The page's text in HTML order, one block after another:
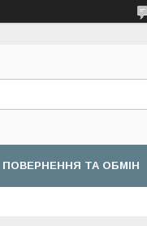
ПОВЕРНЕННЯ ТА ОБМІН